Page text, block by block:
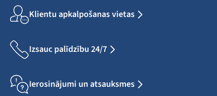
Klientu apkalpošanas vietas
Izsauc palīdzību 24/7
Ierosinājumi un atsauksmes